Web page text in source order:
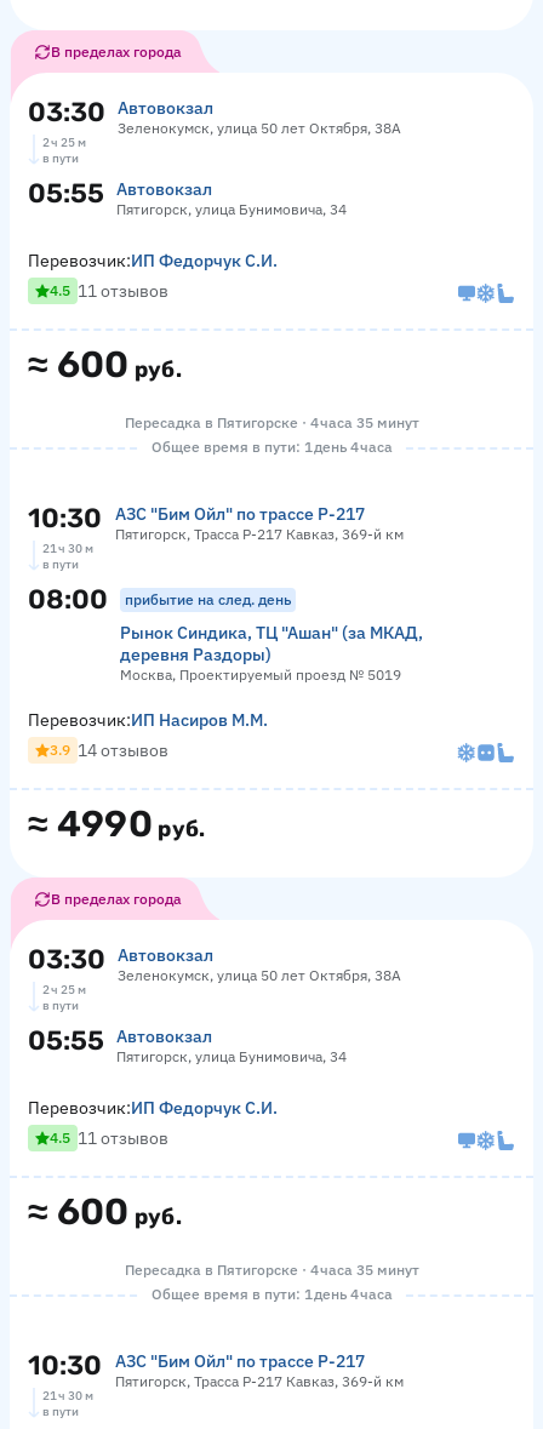
В пределах города
03:30 Автовокзал
Зеленокумск, улица 50 лет Октября, 38А
2 ч 25 м
в пути
05:55 Автовокзал
Пятигорск, улица Бунимовича, 34
≈ 600 руб.
Перевозчик:ИП Федорчук С.И.
4.5 11 отзывов
Пересадка в Пятигорске · 4 часа 35 минут
Общее время в пути: 1 день 4 часа
10:30 АЗС "Бим Ойл" по трассе Р-217
Пятигорск, Трасса Р-217 Кавказ, 369-й км
21 ч 30 м
в пути
08:00 прибытие на след. день
Рынок Синдика, ТЦ "Ашан" (за МКАД,
деревня Раздоры)
Москва, Проектируемый проезд № 5019
≈ 4990 руб.
Перевозчик:ИП Насиров М.М.
3.9 14 отзывов
В пределах города
03:30 Автовокзал
Зеленокумск, улица 50 лет Октября, 38А
2 ч 25 м
в пути
05:55 Автовокзал
Пятигорск, улица Бунимовича, 34
≈ 600 руб.
Перевозчик:ИП Федорчук С.И.
4.5 11 отзывов
Пересадка в Пятигорске · 4 часа 35 минут
Общее время в пути: 1 день 4 часа
10:30 АЗС "Бим Ойл" по трассе Р-217
Пятигорск, Трасса Р-217 Кавказ, 369-й км
21 ч 30 м
в пути